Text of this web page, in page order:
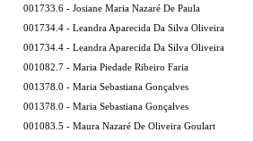
001733.6 - Josiane Maria Nazaré De Paula
001734.4 - Leandra Aparecida Da Silva Oliveira
001734.4 - Leandra Aparecida Da Silva Oliveira
001082.7 - Maria Piedade Ribeiro Faria
001378.0 - Maria Sebastiana Gonçalves
001378.0 - Maria Sebastiana Gonçalves
001083.5 - Maura Nazaré De Oliveira Goulart